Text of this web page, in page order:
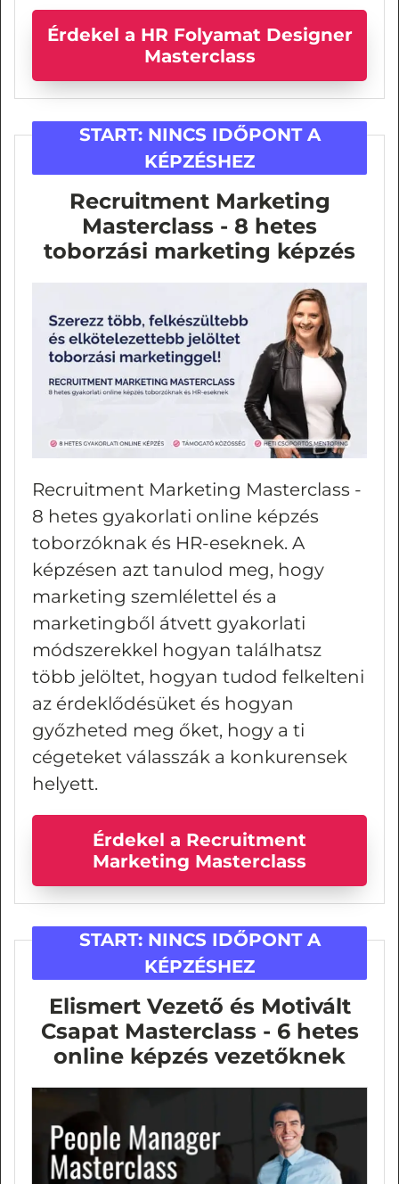
Érdekel a HR Folyamat Designer
Masterclass
START: NINCS IDŐPONT A
KÉPZÉSHEZ
Recruitment Marketing
Masterclass - 8 hetes
toborzási marketing képzés
Recruitment Marketing Masterclass -
8 hetes gyakorlati online képzés
toborzóknak és HR-eseknek. A
képzésen azt tanulod meg, hogy
marketing szemlélettel és a
marketingből átvett gyakorlati
módszerekkel hogyan találhatsz
több jelöltet, hogyan tudod felkelteni
az érdeklődésüket és hogyan
győzheted meg őket, hogy a ti
cégeteket válasszák a konkurensek
helyett.
Érdekel a Recruitment
Marketing Masterclass
START: NINCS IDŐPONT A
KÉPZÉSHEZ
Elismert Vezető és Motivált
Csapat Masterclass - 6 hetes
online képzés vezetőknek